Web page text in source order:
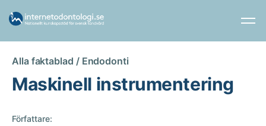
Alla faktablad / Endodonti
Maskinell instrumentering
Författare: